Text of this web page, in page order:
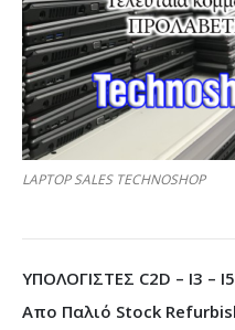
LAPTOP SALES TECHNOSHOP
ΥΠΟΛΟΓΙΣΤΕΣ C2D – I3 –
Απο Παλιό Stock